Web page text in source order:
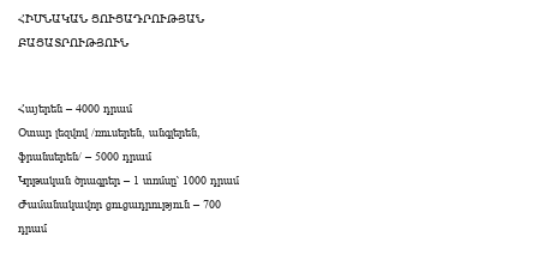
ՀԻՄՆԱԿԱՆ ՑՈՒՑԱԴՐՈՒԹՅԱՆ
ԲԱՑԱՏՐՈՒԹՅՈՒՆ
Հայերեն – 4000 դրամ
Օտար լեզվով /ռուսերեն, անգլերեն,
ֆրանսերեն/ – 5000 դրամ
Կրթական ծրագրեր – 1 տոմսը՝ 1000 դրամ
Ժամանակավոր ցուցադրություն – 700
դրամ